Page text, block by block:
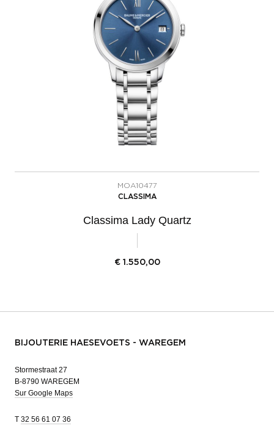
MOA10477
CLASSIMA
Classima Lady Quartz
€ 1.550,00
BIJOUTERIE HAESEVOETS - WAREGEM
Stormestraat 27
B-8790 WAREGEM
Sur Google Maps
T 32 56 61 07 36